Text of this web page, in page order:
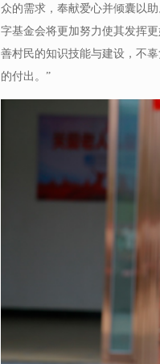
众的需求，奉献爱心并倾囊以
字基金会将更加努力使其发挥
善村民的知识技能与建设，不
的付出。”